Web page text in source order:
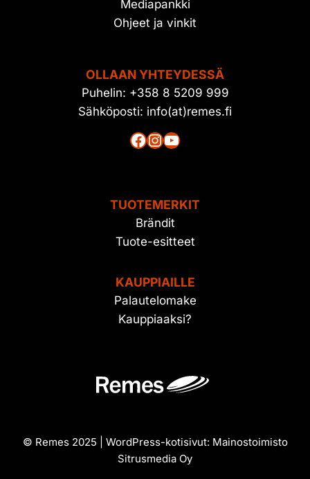
Mediapankki
Ohjeet ja vinkit
OLLAAN YHTEYDESSÄ
Puhelin: +358 8 5209 999
Sähköposti: info(at)remes.fi
Facebook
Instagram
YouTube
TUOTEMERKIT
Brändit
Tuote-esitteet
KAUPPIAILLE
Palautelomake
Kauppiaaksi?
© Remes 2025 | WordPress-kotisivut: Mainostoimisto
Sitrusmedia Oy